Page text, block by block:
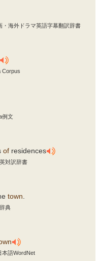
・海外ドラマ英語字幕翻訳辞書
Corpus
例文
of residences
対訳辞書
town
典
本語WordNet